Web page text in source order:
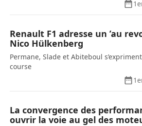
Renault F1 adresse un ’au
Nico Hülkenberg
Permane, Slade et Abiteboul
course
La convergence des
ouvrir la voie au gel des